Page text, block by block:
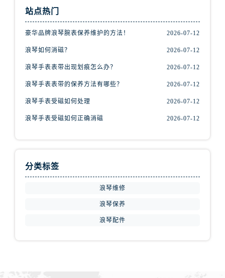
山西省太原市迎泽区迎泽街道解放路15号亨得利名表维修授权店3楼浪琴售后服务中心（需提前预约）
天津市和平区赤峰道136号天津国际金融中心26层2603室浪琴售后服务中心（需提前预约）
安徽省滁州市琅琊区南谯北路浪琴售后服务中心（需提前预约）
站点热门
豪华品牌浪琴腕表保养维护的方法！ 2026-07-12
浪琴如何消磁？ 2026-07-12
浪琴手表表带出现划痕怎么办？ 2026-07-12
浪琴手表表带的保养方法有哪些？ 2026-07-12
浪琴手表受磁如何处理 2026-07-12
浪琴手表受磁如何正确消磁 2026-07-12
分类标签
浪琴维修
浪琴保养
浪琴配件